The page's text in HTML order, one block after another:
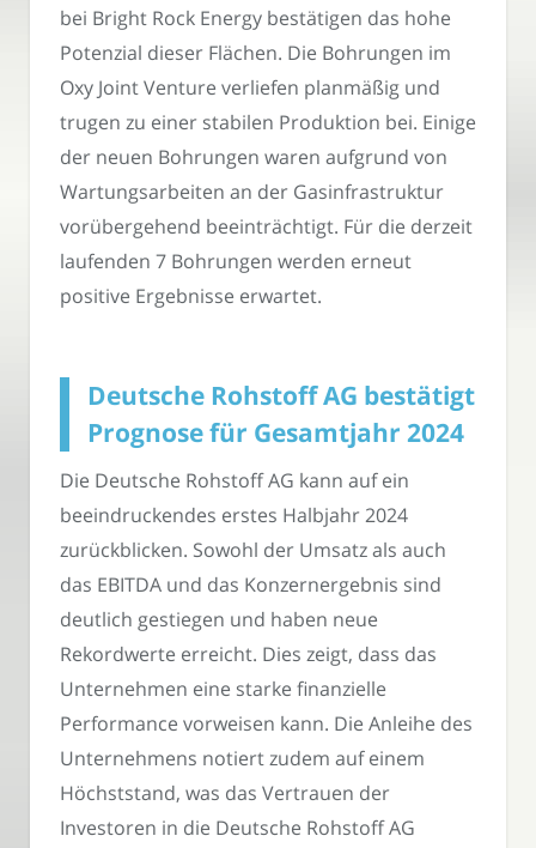
bei Bright Rock Energy bestätigen das hohe
Potenzial dieser Flächen. Die Bohrungen im
Oxy Joint Venture verliefen planmäßig und
trugen zu einer stabilen Produktion bei. Einige
der neuen Bohrungen waren aufgrund von
Wartungsarbeiten an der Gasinfrastruktur
vorübergehend beeinträchtigt. Für die derzeit
laufenden 7 Bohrungen werden erneut
positive Ergebnisse erwartet.
Deutsche Rohstoff AG bestätigt
Prognose für Gesamtjahr 2024
Die Deutsche Rohstoff AG kann auf ein
beeindruckendes erstes Halbjahr 2024
zurückblicken. Sowohl der Umsatz als auch
das EBITDA und das Konzernergebnis sind
deutlich gestiegen und haben neue
Rekordwerte erreicht. Dies zeigt, dass das
Unternehmen eine starke finanzielle
Performance vorweisen kann. Die Anleihe des
Unternehmens notiert zudem auf einem
Höchststand, was das Vertrauen der
Investoren in die Deutsche Rohstoff AG